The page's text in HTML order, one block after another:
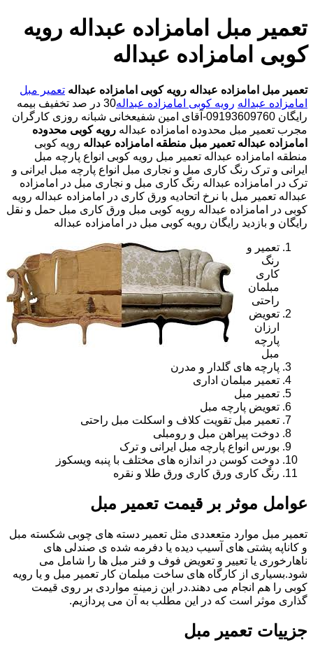
تعمیر مبل امامزاده عبداله رویه
کوبی امامزاده عبداله
تعمیر مبل امامزاده عبداله رویه کوبی امامزاده عبداله تعمیر مبل
امامزاده عبداله رویه کوبی امامزاده عبداله
30 در صد تخفیف بیمه
رایگان 09193609760-آقای امین شفیعخانی شبانه روزی کارگران
مجرب تعمیر مبل محدوده امامزاده عبداله رویه کوبی محدوده
امامزاده عبداله تعمیر مبل منطقه امامزاده عبداله رویه کوبی
منطقه امامزاده عبداله تعمیر مبل رویه کوبی انواع پارچه مبل
ایرانی و ترک رنگ کاری مبل و نجاری مبل انواع پارچه مبل ایرانی و
ترک در امامزاده عبداله رنگ کاری مبل و نجاری مبل در امامزاده
عبداله تعمیر مبل با نرخ اتحادیه ورق کاری در امامزاده عبداله رویه
کوبی در امامزاده عبداله رویه کوبی مبل ورق کاری مبل حمل و نقل
رایگان و بازدید رایگان رویه کوبی مبل در امامزاده عبداله
تعمیر و
رنگ
کاری
مبلمان
راحتی
تعویض
ارزان
پارچه
مبل
پارچه های گلدار و مدرن
تعمیر مبلمان اداری
تعمیر مبل
تعویض پارچه مبل
تعمیر مبل تقویت کلاف و اسکلت مبل راحتی
دوخت پیراهن مبل و رومبلی
بورس انواع پارچه مبل ایرانی و ترک
دوخت کوسن در اندازه های مختلف با پنبه ویسکوز
رنگ کاری ورق کاری ورق طلا و نقره
عوامل موثر بر قیمت تعمیر مبل
تعمیر مبل موارد متععددی مثل تعمیر دسته های چوبی شکسته مبل
و کاناپه پشتی های آسیب دیده یا دفرمه شده ی صندلی های
ناهارخوری یا تعییر و تعویض فوف و فنر مبل ها را شامل می
شود.بسیاری از کارگاه های ساخت مبلمان کار تعمیر مبل و یا رویه
کوبی را هم انجام می دهند.در این زمینه مواردی بر روی قیمت
گذاری موثر است که در این مطلب به آن می پردازیم.
جزییات تعمیر مبل